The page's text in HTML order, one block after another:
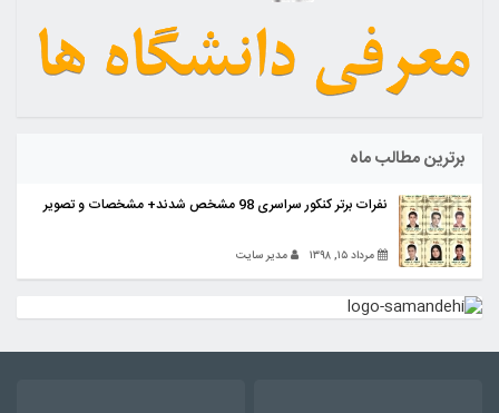
برترین مطالب ماه
نفرات برتر کنکور سراسری 98 مشخص شدند+ مشخصات و تصویر
مرداد ۱۵, ۱۳۹۸ مدیر سایت